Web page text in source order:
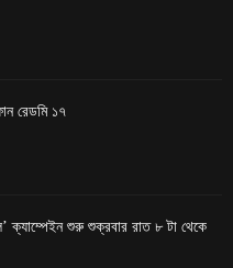
রেডমি ১৭
ক্যাম্পেইন শুরু শুক্রবার রাত ৮ টা থেকে